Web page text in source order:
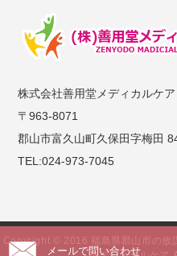
メールで問い合わせ
株式会社善用堂メディカルケア
〒963-8071
郡山市富久山町久保田字梅田
TEL:024-973-7045
Copyright © 2016 福島県郡山市の放